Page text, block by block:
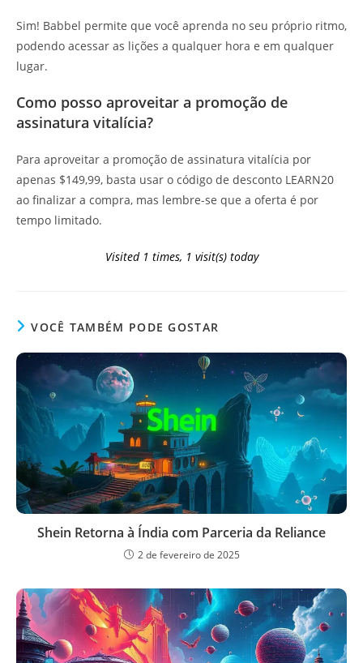
Sim! Babbel permite que você aprenda no seu próprio ritmo,
podendo acessar as lições a qualquer hora e em qualquer
lugar.
Como posso aproveitar a promoção de
assinatura vitalícia?
Para aproveitar a promoção de assinatura vitalícia por
apenas $149,99, basta usar o código de desconto LEARN20
ao finalizar a compra, mas lembre-se que a oferta é por
tempo limitado.
Visited 1 times, 1 visit(s) today
VOCÊ TAMBÉM PODE GOSTAR
Shein Retorna à Índia com Parceria da Reliance
2 de fevereiro de 2025